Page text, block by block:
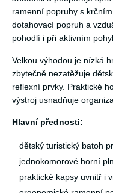
ramenní popruhy s
dotahovací popruh a
pohodlí i při aktivním
Velkou výhodou je nízká
zbytečně nezatěžuje
reflexní prvky. Praktické
výstroj usnadňuje
Hlavní přednosti:
dětský turistický batoh
jednokomorové horní
praktické kapsy uvnitř i